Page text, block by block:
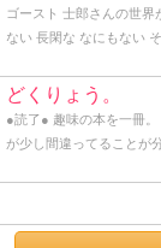
感嘆の声と悲鳴を上げた
コイツを作る日が来ると
す。 今回は塗装なしの
連休中にひたすら黙々と
明書ではフェーズ1から
ンドで、フェーズ2は内
初代ガンダムと同じ要領
写真週刊誌並の分厚さ
に。 そんなワケでまずは
持ってるけど、勿体なく
とても大切なものだから
ションがあったんで久し
ゴースト 士郎さんの世
ない 長閑な なにもない
どくりょう。
●読了● 趣味の本を一冊
が少し間違ってることが